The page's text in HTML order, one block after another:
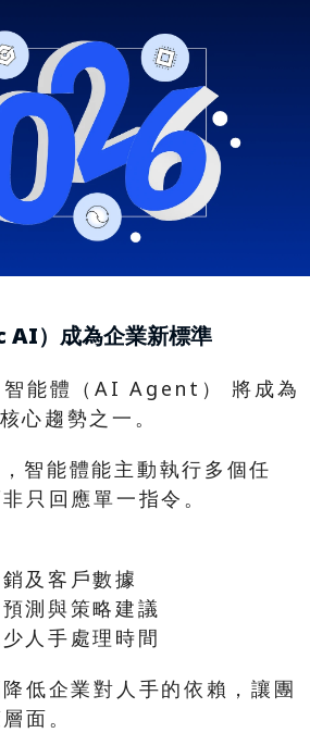
）成為企業新標準
能體（AI Agent） 將成為
心趨勢之一。
智能體能主動執行多個任
只回應單一指令。
及客戶數據
測與策略建議
人手處理時間
低企業對人手的依賴，讓團
面。